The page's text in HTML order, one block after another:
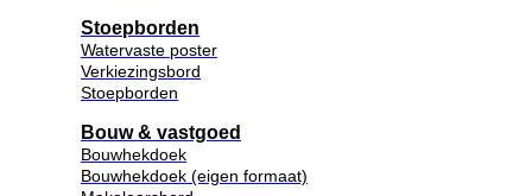
Stoepborden
Watervaste poster
Verkiezingsbord
Stoepborden
Bouw & vastgoed
Bouwhekdoek
Bouwhekdoek (eigen formaat)